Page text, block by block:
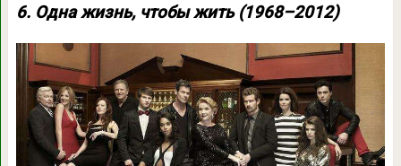
6. Одна жизнь, чтобы жить (1968–2012)